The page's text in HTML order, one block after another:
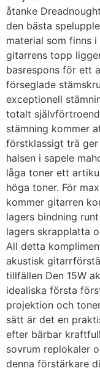
åtanke
den bästa
material som finns
gitarrens topp
basrespons för ett
förseglade
exceptionell
totalt
stämning kommer
förstklassigt trä
halsen i sapele
låga toner ett
höga toner. För
kommer gitarren
lagers bindning
lagers skrapplatta
All detta
akustisk
tillfällen Den 15W
idealiska första
projektion och
sätt är det en
efter bärbar
sovrum replokaler
denna förstärkare